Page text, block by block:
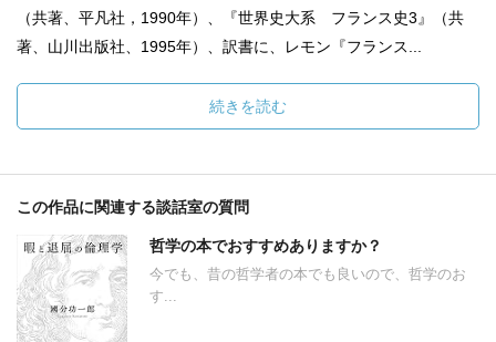
（共著、平凡社，1990年）、『世界史大系 フランス史3』（共
著、山川出版社、1995年）、訳書に、レモン『フランス...
続きを読む
この作品に関連する談話室の質問
哲学の本でおすすめありますか？
今でも、昔の哲学者の本でも良いので、哲学のお
す...